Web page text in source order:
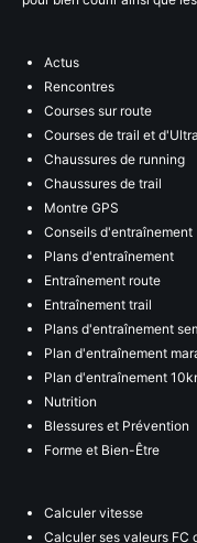
Actus
Rencontres
Courses sur route
Courses de trail et d'Ultra
Chaussures de running
Chaussures de trail
Montre GPS
Conseils d'entraînement
Plans d'entraînement
Entraînement route
Entraînement trail
Plans d'entraînement
Plan d'entraînement
Plan d'entraînement
Nutrition
Blessures et Prévention
Forme et Bien-Être
Calculer vitesse
Calculer ses valeurs FC